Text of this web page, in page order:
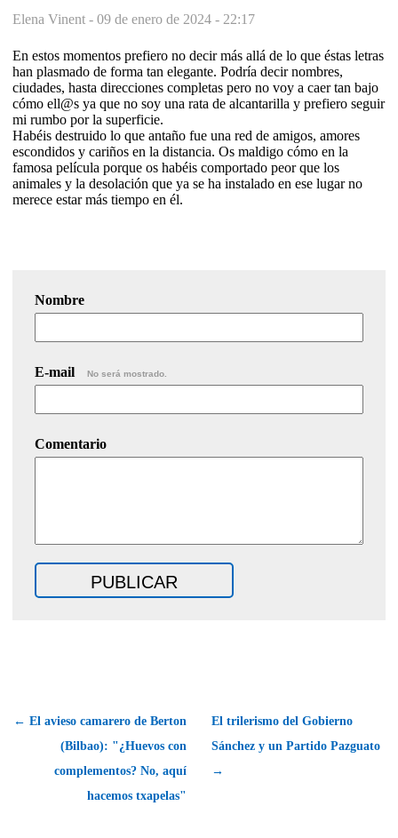
Elena Vinent - 09 de enero de 2024 - 22:17
En estos momentos prefiero no decir más allá de lo que éstas letras
han plasmado de forma tan elegante. Podría decir nombres,
ciudades, hasta direcciones completas pero no voy a caer tan bajo
cómo ell@s ya que no soy una rata de alcantarilla y prefiero seguir
mi rumbo por la superficie.
Habéis destruido lo que antaño fue una red de amigos, amores
escondidos y cariños en la distancia. Os maldigo cómo en la
famosa película porque os habéis comportado peor que los
animales y la desolación que ya se ha instalado en ese lugar no
merece estar más tiempo en él.
Nombre
E-mail No será mostrado.
Comentario
← El avieso camarero de Berton
(Bilbao): "¿Huevos con
complementos? No, aquí
hacemos txapelas"
El trilerismo del Gobierno
Sánchez y un Partido Pazguato
→